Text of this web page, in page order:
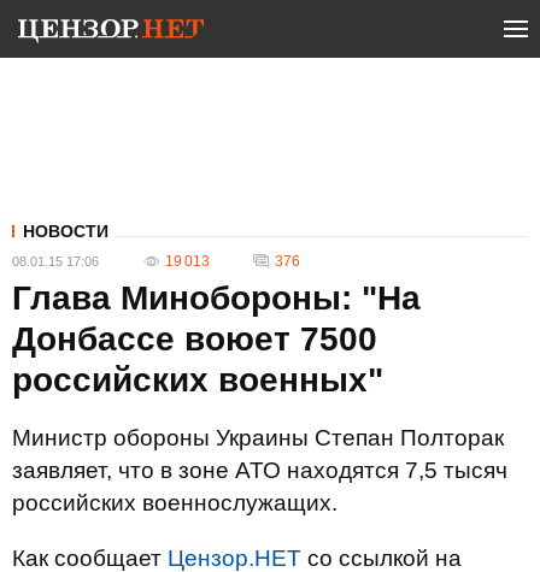
НОВОСТИ
08.01.15 17:06 19 013 376
Глава Минобороны: "На
Донбассе воюет 7500
российских военных"
Министр обороны Украины Степан Полторак
заявляет, что в зоне АТО находятся 7,5 тысяч
российских военнослужащих.
Как сообщает Цензор.НЕТ со ссылкой на